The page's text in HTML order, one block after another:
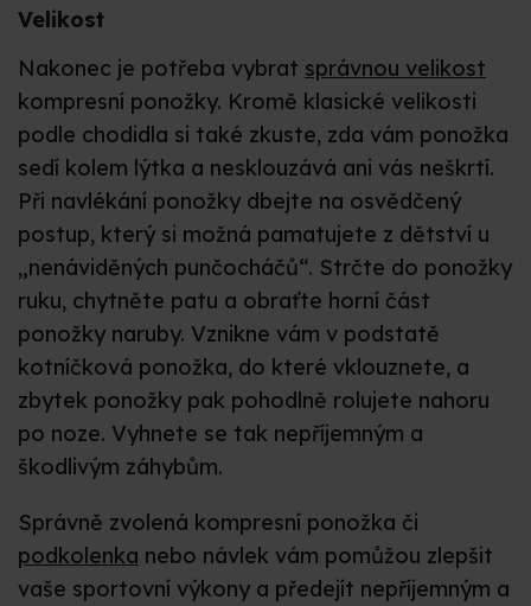
Velikost
Nakonec je potřeba vybrat správnou velikost
kompresní ponožky. Kromě klasické velikosti
podle chodidla si také zkuste, zda vám ponožka
sedí kolem lýtka a nesklouzává ani vás neškrtí.
Při navlékání ponožky dbejte na osvědčený
postup, který si možná pamatujete z dětství u
„nenáviděných punčocháčů“. Strčte do ponožky
ruku, chytněte patu a obraťte horní část
ponožky naruby. Vznikne vám v podstatě
kotníčková ponožka, do které vklouznete, a
zbytek ponožky pak pohodlně rolujete nahoru
po noze. Vyhnete se tak nepříjemným a
škodlivým záhybům.
Správně zvolená kompresní ponožka či
podkolenka nebo návlek vám pomůžou zlepšit
vaše sportovní výkony a předejít nepříjemným a